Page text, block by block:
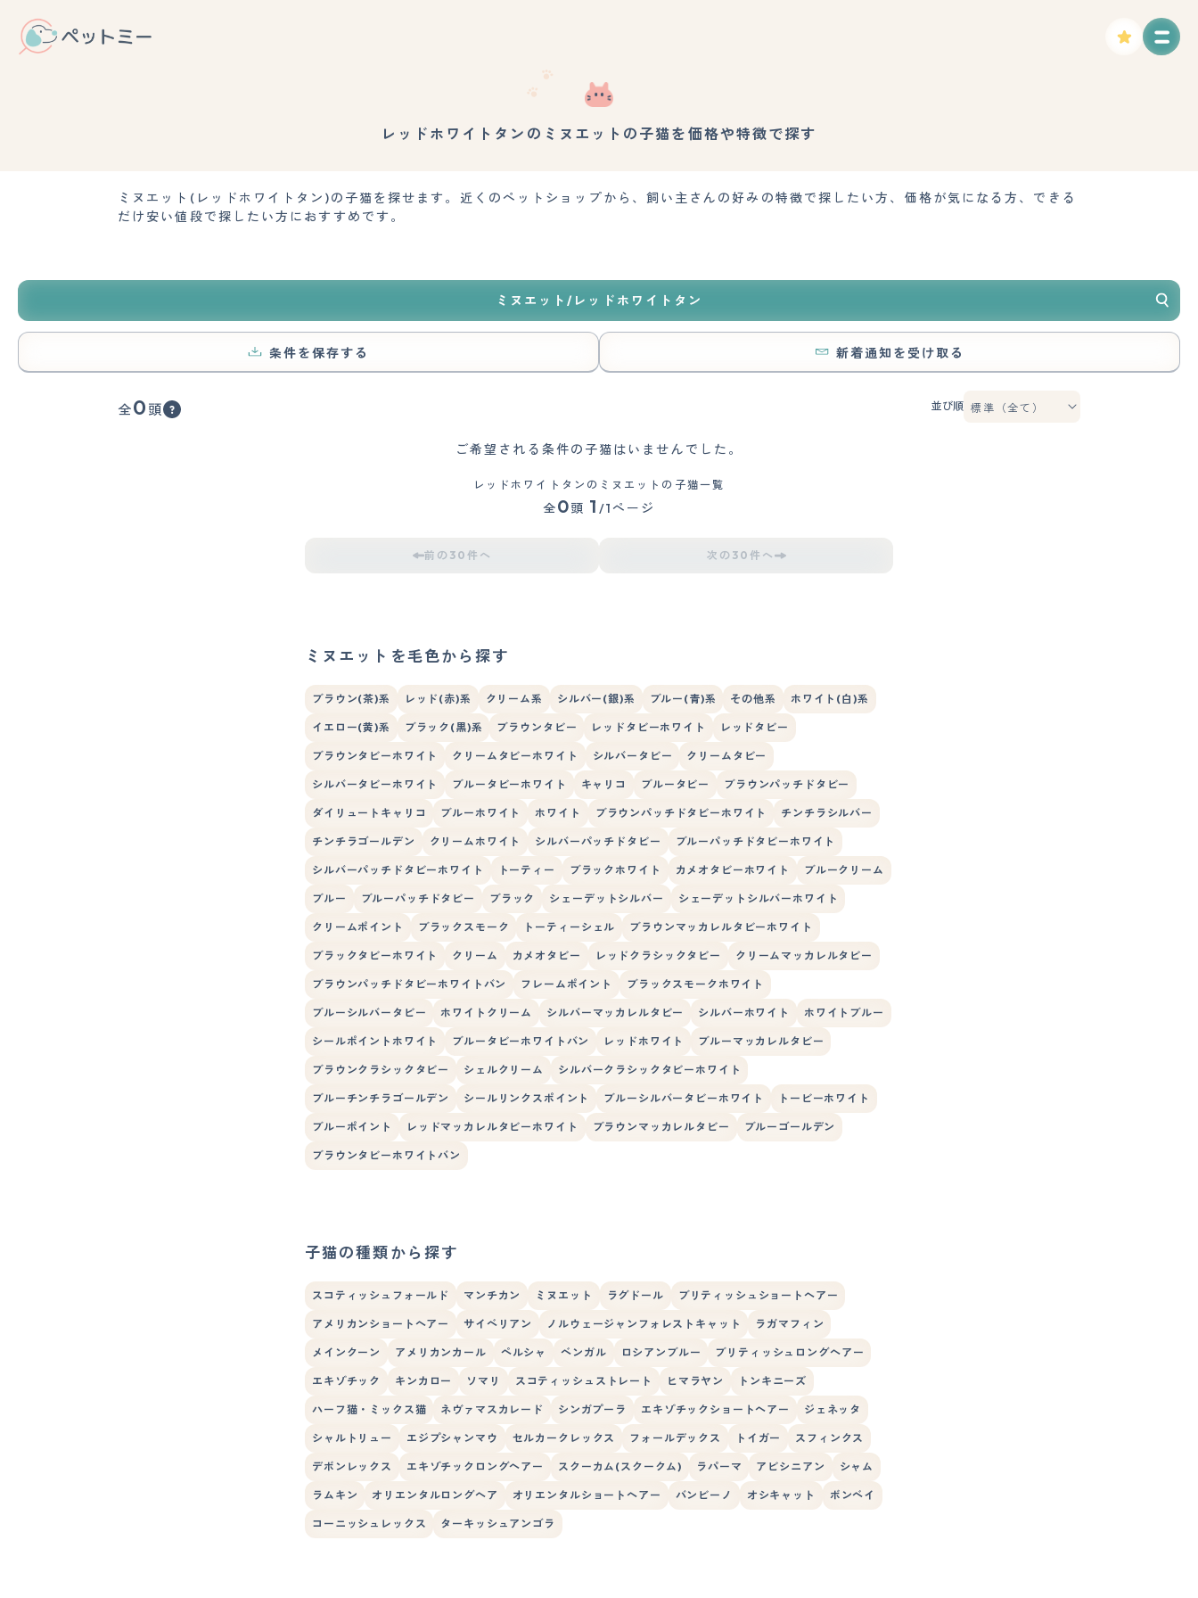
レッドホワイトタンのミヌエットの子猫を価格や特徴で探す
ミヌエット(レッドホワイトタン)の子猫を探せます。近くのペットショップから、飼い主さんの好みの特徴で探したい方、価格が気になる方、できる
だけ安い値段で探したい方におすすめです。
ミヌエット/レッドホワイトタン
条件を保存する 新着通知を受け取る
全0 頭 並び順
ご希望される条件の子猫はいませんでした。
レッドホワイトタンのミヌエットの子猫一覧
全0頭 1 /1ページ
前の30件へ 次の30件へ
ミヌエットを毛色から探す
ブラウン(茶)系 レッド(赤)系 クリーム系 シルバー(銀)系 ブルー(青)系 その他系 ホワイト(白)系
イエロー(黄)系 ブラック(黒)系 ブラウンタビー レッドタビーホワイト レッドタビー
ブラウンタビーホワイト クリームタビーホワイト シルバータビー クリームタビー
シルバータビーホワイト ブルータビーホワイト キャリコ ブルータビー ブラウンパッチドタビー
ダイリュートキャリコ ブルーホワイト ホワイト ブラウンパッチドタビーホワイト チンチラシルバー
チンチラゴールデン クリームホワイト シルバーパッチドタビー ブルーパッチドタビーホワイト
シルバーパッチドタビーホワイト トーティー ブラックホワイト カメオタビーホワイト ブルークリーム
ブルー ブルーパッチドタビー ブラック シェーデットシルバー シェーデットシルバーホワイト
クリームポイント ブラックスモーク トーティーシェル ブラウンマッカレルタビーホワイト
ブラックタビーホワイト クリーム カメオタビー レッドクラシックタビー クリームマッカレルタビー
ブラウンパッチドタビーホワイトバン フレームポイント ブラックスモークホワイト
ブルーシルバータビー ホワイトクリーム シルバーマッカレルタビー シルバーホワイト ホワイトブルー
シールポイントホワイト ブルータビーホワイトバン レッドホワイト ブルーマッカレルタビー
ブラウンクラシックタビー シェルクリーム シルバークラシックタビーホワイト
ブルーチンチラゴールデン シールリンクスポイント ブルーシルバータビーホワイト トービーホワイト
ブルーポイント レッドマッカレルタビーホワイト ブラウンマッカレルタビー ブルーゴールデン
ブラウンタビーホワイトバン
子猫の種類から探す
スコティッシュフォールド マンチカン ミヌエット ラグドール ブリティッシュショートヘアー
アメリカンショートヘアー サイベリアン ノルウェージャンフォレストキャット ラガマフィン
メインクーン アメリカンカール ペルシャ ベンガル ロシアンブルー ブリティッシュロングヘアー
エキゾチック キンカロー ソマリ スコティッシュストレート ヒマラヤン トンキニーズ
ハーフ猫・ミックス猫 ネヴァマスカレード シンガプーラ エキゾチックショートヘアー ジェネッタ
シャルトリュー エジプシャンマウ セルカークレックス フォールデックス トイガー スフィンクス
デボンレックス エキゾチックロングヘアー スクーカム(スクークム) ラパーマ アビシニアン シャム
ラムキン オリエンタルロングヘア オリエンタルショートヘアー バンビーノ オシキャット ボンベイ
コーニッシュレックス ターキッシュアンゴラ